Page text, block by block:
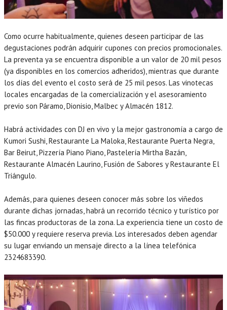
Como ocurre habitualmente, quienes deseen participar de las
degustaciones podrán adquirir cupones con precios promocionales.
La preventa ya se encuentra disponible a un valor de 20 mil pesos
(ya disponibles en los comercios adheridos), mientras que durante
los días del evento el costo será de 25 mil pesos. Las vinotecas
locales encargadas de la comercialización y el asesoramiento
previo son Páramo, Dionisio, Malbec y Almacén 1812.
Habrá actividades con DJ en vivo y la mejor gastronomía a cargo de
Kumori Sushi, Restaurante La Maloka, Restaurante Puerta Negra,
Bar Beirut, Pizzería Piano Piano, Pastelería Mirtha Bazán,
Restaurante Almacén Laurino, Fusión de Sabores y Restaurante El
Triángulo.
Además, para quienes deseen conocer más sobre los viñedos
durante dichas jornadas, habrá un recorrido técnico y turístico por
las fincas productoras de la zona. La experiencia tiene un costo de
$50.000 y requiere reserva previa. Los interesados deben agendar
su lugar enviando un mensaje directo a la línea telefónica
2324683390.